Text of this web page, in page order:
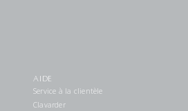
AIDE
Service à la clientèle
Clavarder